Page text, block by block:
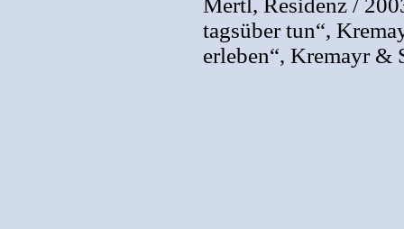
tagsüber tun“,
erleben“, Kremayr &